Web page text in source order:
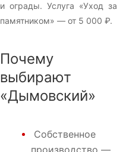
и ограды. Услуга «Уход за
памятником» — от 5 000 ₽.
Почему
выбирают
«Дымовский»
Собственное